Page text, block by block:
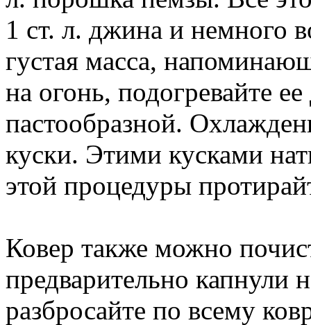
1 ст. л. джина и немного
густая масса,
на огонь, подогревайте
пастообразной.
куски. Этими кусками
этой процедуры
Ковер также можно
предварительно капнули
разбросайте по всему